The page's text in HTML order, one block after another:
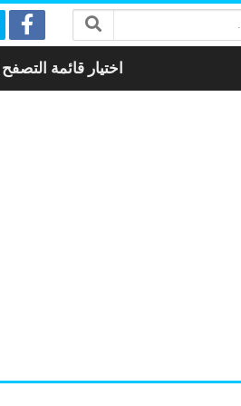
اختيار قائمة